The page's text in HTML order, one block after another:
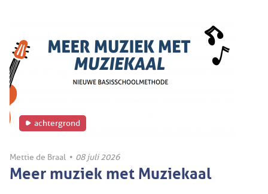
achtergrond
Mettie de Braal • 08 juli 2026
Meer muziek met Muziekaal